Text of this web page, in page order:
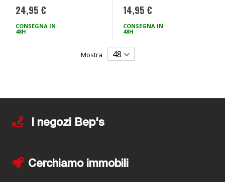
24,95 €
CONSEGNA IN
48H
14,95 €
CONSEGNA IN
48H
Mostra
I negozi Bep's
Cerchiamo immobili